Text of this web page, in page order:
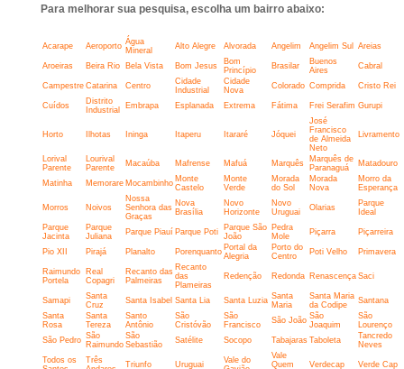
Para melhorar sua pesquisa, escolha um bairro abaixo:
Acarape Aeroporto Água
Mineral
Alto Alegre Alvorada Angelim Angelim Sul Areias
Aroeiras Beira Rio Bela Vista Bom Jesus
Bom
Princípio
Brasilar
Buenos
Aires
Cabral
Campestre Catarina Centro
Cidade
Industrial
Cidade
Nova
Colorado Comprida Cristo Rei
Cuídos
Distrito
Industrial
Embrapa Esplanada Extrema Fátima Frei Serafim Gurupi
Horto Ilhotas Ininga Itaperu Itararé Jóquei
José
Francisco
de Almeida
Neto
Livramento
Lorival
Parente
Lourival
Parente
Macaúba Mafrense Mafuá Marquês
Marquês de
Paranaguá
Matadouro
Matinha Memorare Mocambinho Monte
Castelo
Monte
Verde
Morada
do Sol
Morada
Nova
Morro da
Esperança
Morros Noivos
Nossa
Senhora das
Graças
Nova
Brasília
Novo
Horizonte
Novo
Uruguai
Olarias
Parque
Ideal
Parque
Jacinta
Parque
Juliana
Parque Piauí Parque Poti
Parque São
João
Pedra
Mole
Piçarra Piçarreira
Pio XII Pirajá Planalto Porenquanto Portal da
Alegria
Porto do
Centro
Poti Velho Primavera
Raimundo
Portela
Real
Copagri
Recanto das
Palmeiras
Recanto
das
Plameiras
Redenção Redonda Renascença Saci
Samapi
Santa
Cruz
Santa Isabel Santa Lia Santa Luzia Santa
Maria
Santa Maria
da Codipe
Santana
Santa
Rosa
Santa
Tereza
Santo
Antônio
São
Cristóvão
São
Francisco
São João São
Joaquim
São
Lourenço
São Pedro São
Raimundo
São
Sebastião
Satélite Socopo Tabajaras Taboleta
Tancredo
Neves
Todos os
Três
Triunfo Uruguai
Vale do
Vale
Quem
Verdecap Verde Cap